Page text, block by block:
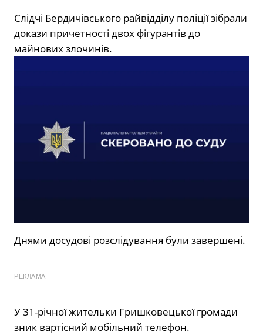
Слідчі Бердичівського райвідділу поліції зібрали
докази причетності двох фігурантів до
майнових злочинів.
Днями досудові розслідування були завершені.
РЕКЛАМА
У 31-річної жительки Гришковецької громади
зник вартісний мобільний телефон.